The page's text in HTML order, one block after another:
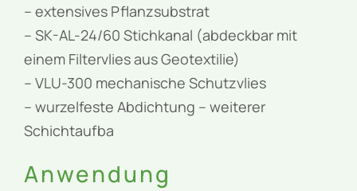
– extensives Pflanzsubstrat
– SK-AL-24/60 Stichkanal (abdeckbar mit
einem Filtervlies aus Geotextilie)
– VLU-300 mechanische Schutzvlies
– wurzelfeste Abdichtung – weiterer
Schichtaufba
Anwendung